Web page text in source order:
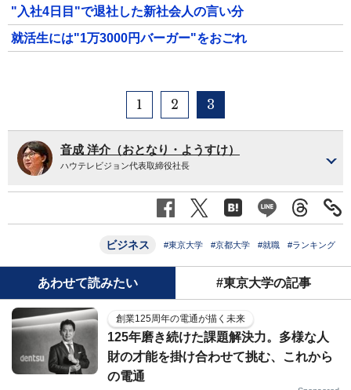
"入社4日目"で退社した新社会人の言い分
就活生には"1万3000円バーガー"をおごれ
1 2 3
音成 洋介（おとなり・ようすけ）
ハウテレビジョン代表取締役社長
ビジネス #東京大学 #京都大学 #就職 #ランキング
あわせて読みたい #東京大学の記事
創業125周年の電通が描く未来
125年磨き続けた課題解決力。多様な人
財の才能を掛け合わせて挑む、これから
の電通